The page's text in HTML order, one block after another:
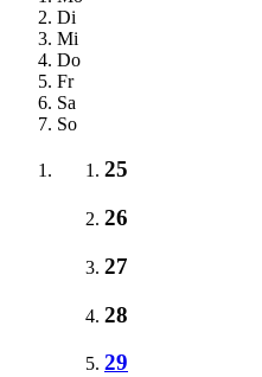
Di
Mi
Do
Fr
Sa
So
25
26
27
28
29